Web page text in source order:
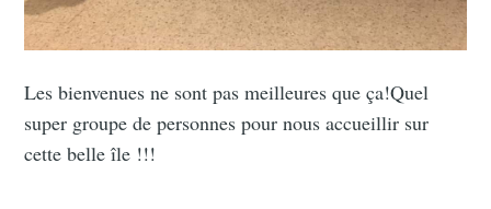
Les bienvenues ne sont pas meilleures que ça!Quel
super groupe de personnes pour nous accueillir sur
cette belle île !!!